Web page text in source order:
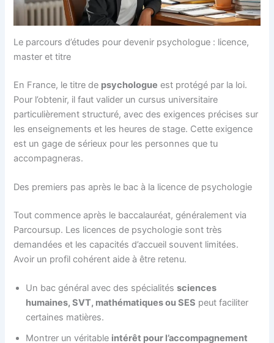
Le parcours d’études pour devenir psychologue : licence,
master et titre
En France, le titre de psychologue est protégé par la loi.
Pour l’obtenir, il faut valider un cursus universitaire
particulièrement structuré, avec des exigences précises sur
les enseignements et les heures de stage. Cette exigence
est un gage de sérieux pour les personnes que tu
accompagneras.
Des premiers pas après le bac à la licence de psychologie
Tout commence après le baccalauréat, généralement via
Parcoursup. Les licences de psychologie sont très
demandées et les capacités d’accueil souvent limitées.
Avoir un profil cohérent aide à être retenu.
Un bac général avec des spécialitéssciences
humaines, SVT, mathématiques ou SES peut faciliter
certaines matières.
Montrer un véritable intérêt pour l’accompagnement